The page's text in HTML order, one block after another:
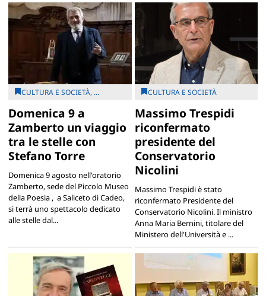
CULTURA E SOCIETÀ, ...
Domenica 9 a
Zamberto un viaggio
tra le stelle con
Stefano Torre
Domenica 9 agosto nell'oratorio
Zamberto, sede del Piccolo Museo
della Poesia , a Saliceto di Cadeo,
si terrà uno spettacolo dedicato
alle stelle dal...
CULTURA E SOCIETÀ
Massimo Trespidi
riconfermato
presidente del
Conservatorio
Nicolini
Massimo Trespidi è stato
riconfermato Presidente del
Conservatorio Nicolini. Il ministro
Anna Maria Bernini, titolare del
Ministero dell'Università e ...